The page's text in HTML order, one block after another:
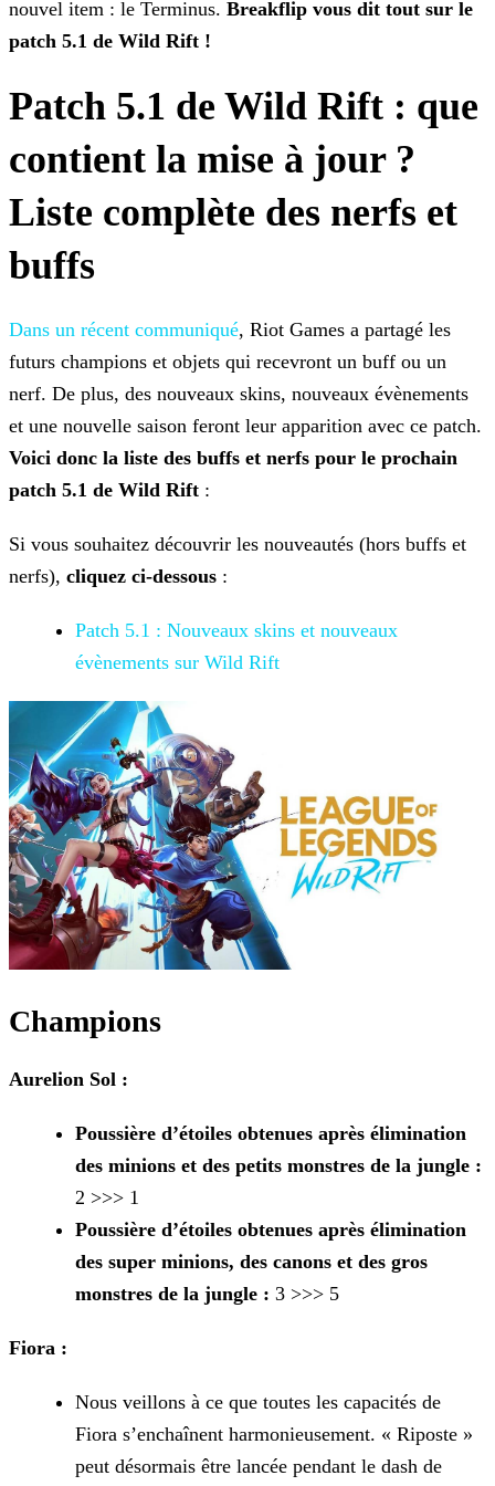
nouvel item : le Terminus. Breakflip vous dit tout sur le
patch 5.1 de Wild Rift !
Patch 5.1 de Wild Rift : que
contient la mise à jour ?
Liste complète des nerfs et
buffs
Dans un récent communiqué, Riot Games a partagé les
futurs champions et objets qui recevront un buff ou un
nerf. De plus, des nouveaux skins, nouveaux évènements
et une nouvelle saison feront leur apparition avec ce patch.
Voici donc la liste des buffs et nerfs pour le prochain
patch 5.1 de Wild Rift :
Si vous souhaitez découvrir les nouveautés (hors buffs et
nerfs), cliquez ci-dessous :
Patch 5.1 : Nouveaux skins et nouveaux
évènements sur Wild Rift
Champions
Aurelion Sol :
Poussière d’étoiles obtenues après élimination
des minions et des petits monstres de la jungle :
2 >>> 1
Poussière d’étoiles obtenues après élimination
des super minions, des canons et des gros
monstres de la jungle : 3 >>> 5
Fiora :
Nous veillons à ce que toutes les capacités de
Fiora s’enchaînent harmonieusement. « Riposte »
peut désormais être lancée pendant le dash de